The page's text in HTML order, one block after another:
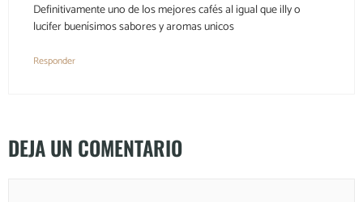
Definitivamente uno de los mejores cafés al igual que illy o
lucifer buenísimos sabores y aromas unicos
Responder
DEJA UN COMENTARIO